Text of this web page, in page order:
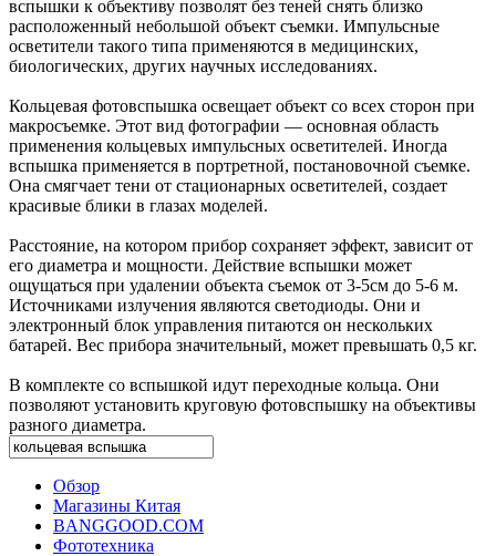
вспышки к объективу позволят без теней снять близко
расположенный небольшой объект съемки. Импульсные
осветители такого типа применяются в медицинских,
биологических, других научных исследованиях.
Кольцевая фотовспышка освещает объект со всех сторон при
макросъемке. Этот вид фотографии — основная область
применения кольцевых импульсных осветителей. Иногда
вспышка применяется в портретной, постановочной съемке.
Она смягчает тени от стационарных осветителей, создает
красивые блики в глазах моделей.
Расстояние, на котором прибор сохраняет эффект, зависит от
его диаметра и мощности. Действие вспышки может
ощущаться при удалении объекта съемок от 3-5см до 5-6 м.
Источниками излучения являются светодиоды. Они и
электронный блок управления питаются он нескольких
батарей. Вес прибора значительный, может превышать 0,5 кг.
В комплекте со вспышкой идут переходные кольца. Они
позволяют установить круговую фотовспышку на объективы
разного диаметра.
Обзор
Магазины Китая
BANGGOOD.COM
Фототехника